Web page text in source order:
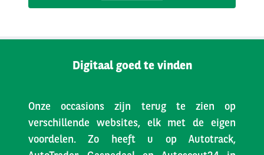
Digitaal goed te vinden
Onze occasions zijn terug te zien op
verschillende websites, elk met de eigen
voordelen. Zo heeft u op Autotrack,